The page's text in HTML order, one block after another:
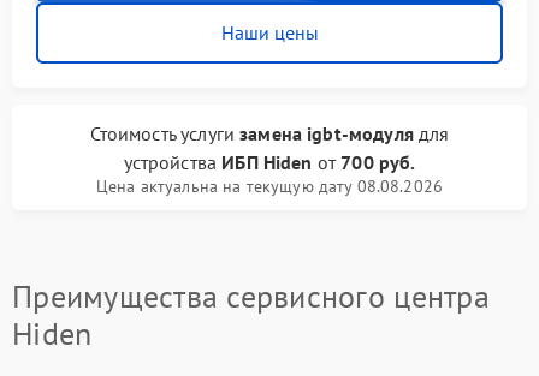
Наши цены
Стоимость услугизамена igbt-модулядля
устройства ИБП Hiden от 700 руб.
Цена актуальна на текущую дату 08.08.2026
Преимущества сервисного центра
Hiden